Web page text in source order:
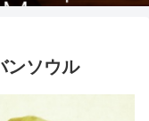
ンソウル